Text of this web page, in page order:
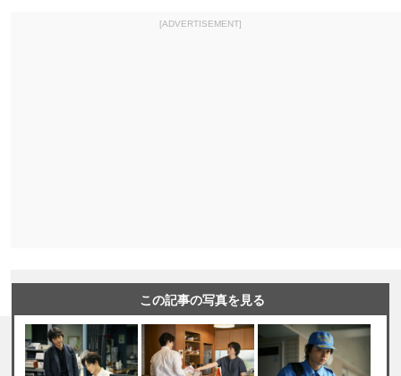
[ADVERTISEMENT]
この記事の写真を見る